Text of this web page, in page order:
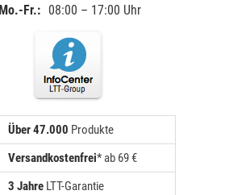
Mo.-Fr.: 08:00 – 17:00 Uhr
Über 47.000 Produkte
Versandkostenfrei* ab 69 €
3 JahreLTT-Garantie